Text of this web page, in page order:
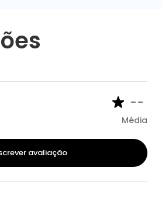
--
Média
avaliação